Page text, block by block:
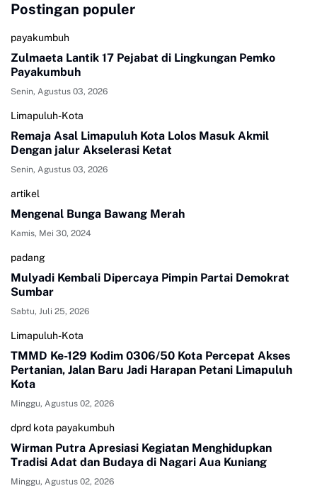
Postingan populer
payakumbuh
Zulmaeta Lantik 17 Pejabat di Lingkungan Pemko
Payakumbuh
Senin, Agustus 03, 2026
Limapuluh-Kota
Remaja Asal Limapuluh Kota Lolos Masuk Akmil
Dengan jalur Akselerasi Ketat
Senin, Agustus 03, 2026
artikel
Mengenal Bunga Bawang Merah
Kamis, Mei 30, 2024
padang
Mulyadi Kembali Dipercaya Pimpin Partai Demokrat
Sumbar
Sabtu, Juli 25, 2026
Limapuluh-Kota
TMMD Ke-129 Kodim 0306/50 Kota Percepat Akses
Pertanian, Jalan Baru Jadi Harapan Petani Limapuluh
Kota
Minggu, Agustus 02, 2026
dprd kota payakumbuh
Wirman Putra Apresiasi Kegiatan Menghidupkan
Tradisi Adat dan Budaya di Nagari Aua Kuniang
Minggu, Agustus 02, 2026